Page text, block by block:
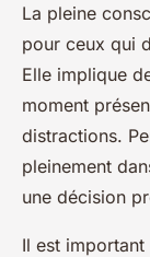
La pleine
pour ceux qui
Elle implique
moment
distractions.
pleinement
une décision
Il est